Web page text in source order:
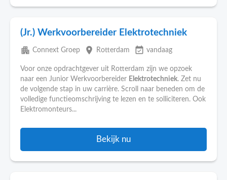
(Jr.) Werkvoorbereider Elektrotechniek
apartment Connext Groep place Rotterdam event_available vandaag
Voor onze opdrachtgever uit Rotterdam zijn we opzoek
naar een Junior Werkvoorbereider Elektrotechniek. Zet nu
de volgende stap in uw carrière. Scroll naar beneden om de
volledige functieomschrijving te lezen en te solliciteren. Ook
Elektromonteurs...
Bekijk nu